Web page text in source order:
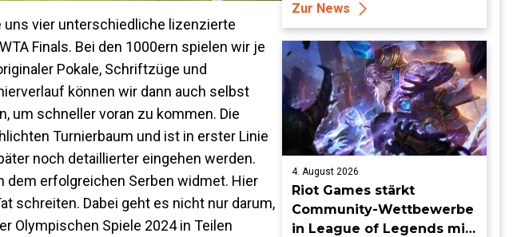
uns vier unterschiedliche lizenzierte
Finals. Bei den 1000ern spielen wir je
Pokale, Schriftzüge und
können wir dann auch selbst
um schneller voran zu kommen. Die
Turnierbaum und ist in erster Linie
noch detaillierter eingehen werden.
dem erfolgreichen Serben widmet. Hier
schreiten. Dabei geht es nicht nur darum,
Olympischen Spiele 2024 in Teilen
Zur News
4. August 2026
Riot Games stärkt
Community-Wettbewerbe
in League of Legends mit